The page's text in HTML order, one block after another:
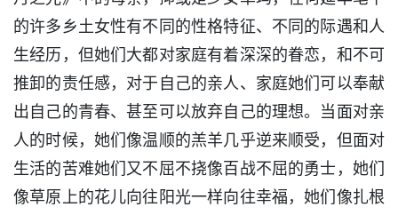
的许多乡土女性有不同的性格特征、不同的际遇和人
生经历，但她们大都对家庭有着深深的眷恋，和不可
推卸的责任感，对于自己的亲人、家庭她们可以奉献
出自己的青春、甚至可以放弃自己的理想。当面对亲
人的时候，她们像温顺的羔羊几乎逆来顺受，但面对
生活的苦难她们又不屈不挠像百战不屈的勇士，她们
像草原上的花儿向往阳光一样向往幸福，她们像扎根